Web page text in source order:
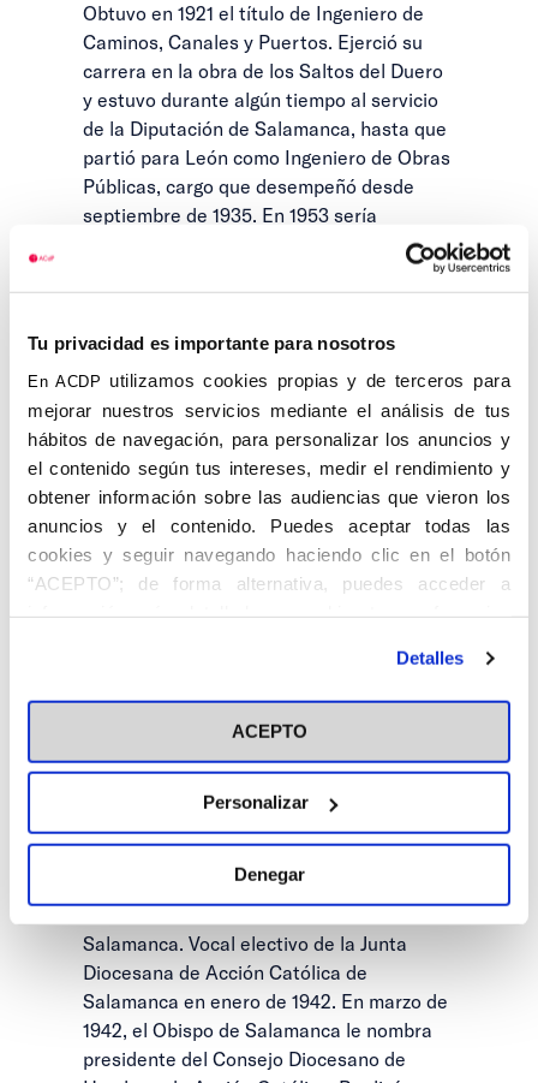
Tu privacidad es importante para nosotros
En ACDP utilizamos cookies propias y de terceros para
mejorar nuestros servicios mediante el análisis de tus
hábitos de navegación, para personalizar los anuncios y
el contenido según tus intereses, medir el rendimiento y
obtener información sobre las audiencias que vieron los
anuncios y el contenido. Puedes aceptar todas las
cookies y seguir navegando haciendo clic en el botón
“ACEPTO”; de forma alternativa, puedes acceder a
información más detallada y cambiar tus preferencias
en el botón "Personalizar". Para más información puedes
visitar nuestra Política de Cookies
Detalles
ACEPTO
Personalizar
Denegar
Obtuvo en 1921 el título de Ingeniero de
Caminos, Canales y Puertos. Ejerció su
carrera en la obra de los Saltos del Duero
y estuvo durante algún tiempo al servicio
de la Diputación de Salamanca, hasta que
partió para León como Ingeniero de Obras
Públicas, cargo que desempeñó desde
septiembre de 1935. En 1953 sería
nombrado Ingeniero Jefe del Cuerpo de
el prelado de la diócesis le nombró
Presidente, siendo luego Presidente de la
Junta Diocesana de Acción Católica de
aquella ciudad. Cuando comienza la guerra
civil, él y Ricardo Fernández de Cuevas
son los únicos consejeros de la Asociación
que permanecen fuera de la zona
republicana, pues Albertos fue Consejero
Nacional entre 1935 y 1939. Gracias a su
reestructuración.
Durante su época estudiantil perteneció a
la Congregación de los Luises. Fue
Secretario del Centro de León en 1939; en
marzo de 1941 fue nombrado
Hombres de Acción Católica. En el curso
41/42 fue Secretario del Centro de
Salamanca. Vocal electivo de la Junta
Diocesana de Acción Católica de
Salamanca en enero de 1942. En marzo de
1942, el Obispo de Salamanca le nombra
presidente del Consejo Diocesano de